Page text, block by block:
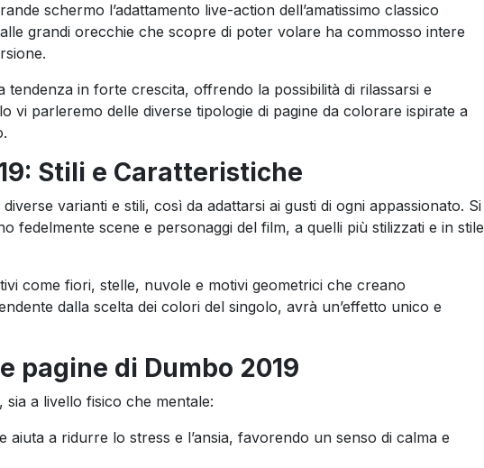
schermo l’adattamento live-action dell’amatissimo classico
grandi orecchie che scopre di poter volare ha commosso intere
in forte crescita, offrendo la possibilità di rilassarsi e
vi parleremo delle diverse tipologie di pagine da colorare ispirate a
Stili e Caratteristiche
varianti e stili, così da adattarsi ai gusti di ogni appassionato. Si
fedelmente scene e personaggi del film, a quelli più stilizzati e in stile
come fiori, stelle, nuvole e motivi geometrici che creano
dalla scelta dei colori del singolo, avrà un’effetto unico e
pagine di Dumbo 2019
a livello fisico che mentale:
a ridurre lo stress e l’ansia, favorendo un senso di calma e